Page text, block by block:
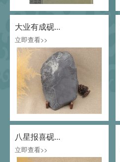
大业有成砚...
立即查看>>
八星报喜砚...
立即查看>>